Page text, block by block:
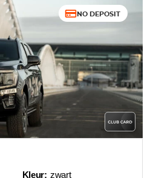
NO DEPOSIT
Kleur: zwart